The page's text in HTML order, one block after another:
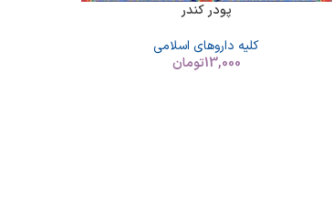
پودر کندر
کلیه داروهای اسلامی
13,000تومان